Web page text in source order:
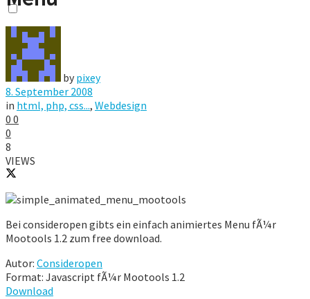
by pixey
8. September 2008
in html, php, css..., Webdesign
0 0
0
8
VIEWS
Bei consideropen gibts ein einfach animiertes Menu fÃ¼r
Mootools 1.2 zum free download.
Autor: Consideropen
Format: Javascript fÃ¼r Mootools 1.2
Download